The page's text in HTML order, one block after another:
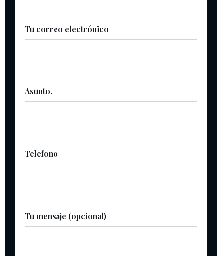
Tu correo electrónico
Asunto.
Telefono
Tu mensaje (opcional)